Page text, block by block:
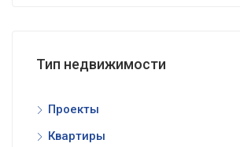
Тип недвижимости
Проекты
Квартиры